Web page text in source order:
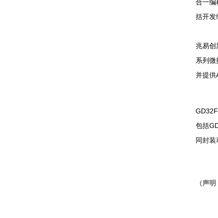
合一编
括开发
兆易创
系列
并提供
包括
同封
（声